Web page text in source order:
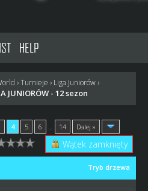
HELP
›Turnieje › Liga Juniorów›
JUNIORÓW - 12 sezon
4 5 6 14 Dalej »
Wątek zamknięty
Tryb drzewa